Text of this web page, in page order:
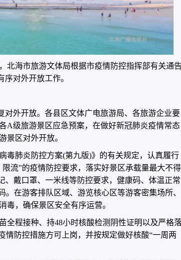
北海市旅游文体局根据市疫情防控指挥部有关通告
对外开放工作。
对外开放。各县区文体广电旅游局、各旅游企业要
A级旅游景区应急预案，在做好新冠肺炎疫情常态
景区对外开放。
毒肺炎防控方案(第九版)》的有关规定，认真履行
流”的疫情防控要求，落实好景区承载量最大不得
、戴口罩、一米线等防控要求，健康码、体温正常
。在游客排队区域、游览核心区等游客密集场所、
毒，确保景区安全有序运营。
全程接种、持48小时核酸检测阴性证明以及严格
情防控措施方可上岗，并按规定做好核酸“一周两